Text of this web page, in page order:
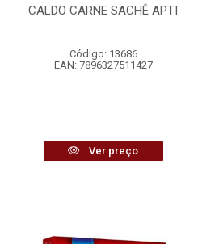
CALDO CARNE SACHÊ APTI
Código: 13686
EAN: 7896327511427
Ver preço